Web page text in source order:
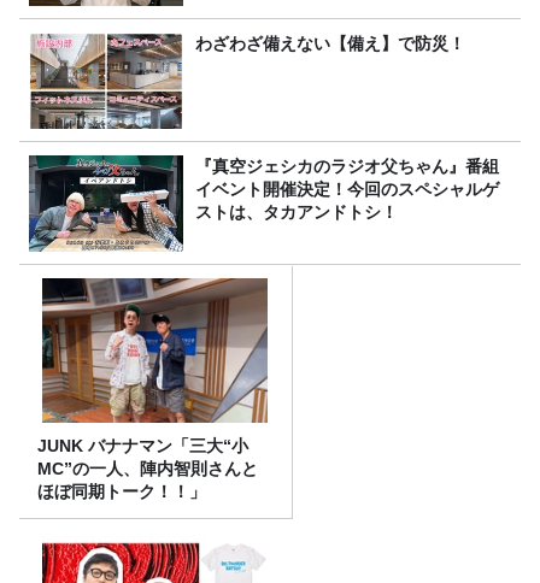
わざわざ備えない【備え】で防災！
『真空ジェシカのラジオ父ちゃん』番組
イベント開催決定！今回のスペシャルゲ
ストは、タカアンドトシ！
JUNK バナナマン「三大“小
MC”の一人、陣内智則さんと
ほぼ同期トーク！！」